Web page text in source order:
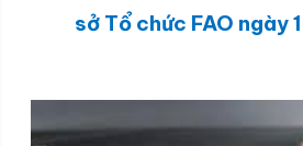
sở Tổ chức FAO